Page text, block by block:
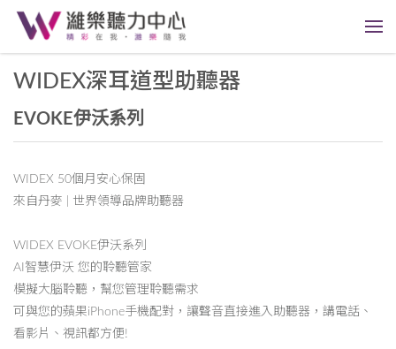
WIDEX深耳道型助聽器
EVOKE伊沃系列
WIDEX 50個月安心保固
來自丹麥 | 世界領導品牌助聽器
WIDEX EVOKE伊沃系列
AI智慧伊沃 您的聆聽管家
模擬大腦聆聽，幫您管理聆聽需求
可與您的蘋果iPhone手機配對，讓聲音直接進入助聽器，講電話、
看影片、視訊都方便!